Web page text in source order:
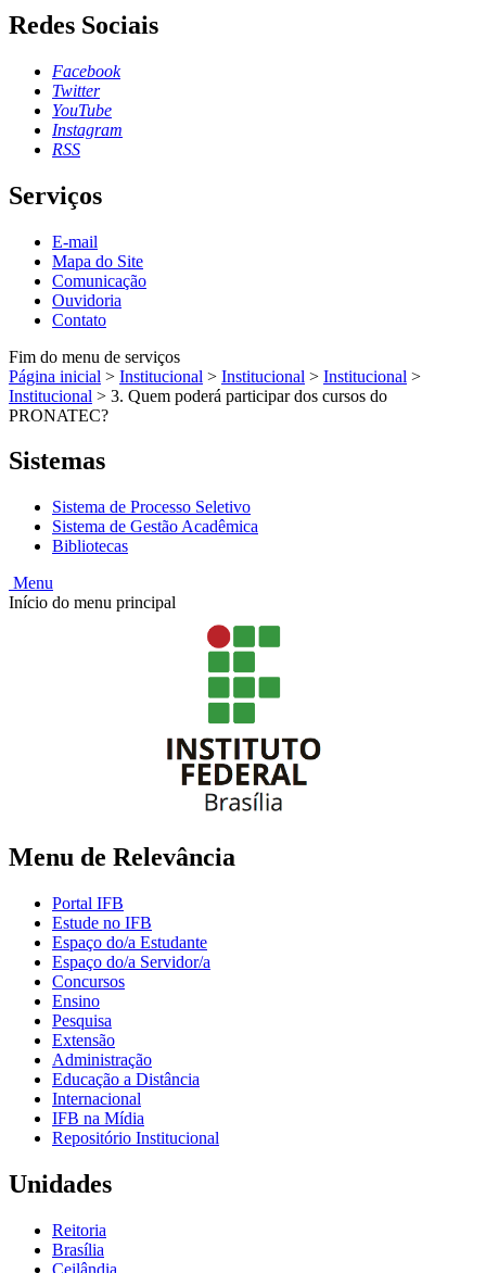
Redes Sociais
Facebook
Twitter
YouTube
Instagram
RSS
Serviços
E-mail
Mapa do Site
Comunicação
Ouvidoria
Contato
Fim do menu de serviços
Página inicial > Institucional > Institucional > Institucional >
Institucional > 3. Quem poderá participar dos cursos do
PRONATEC?
Sistemas
Sistema de Processo Seletivo
Sistema de Gestão Acadêmica
Bibliotecas
Menu
Início do menu principal
Menu de Relevância
Portal IFB
Estude no IFB
Espaço do/a Estudante
Espaço do/a Servidor/a
Concursos
Ensino
Pesquisa
Extensão
Administração
Educação a Distância
Internacional
IFB na Mídia
Repositório Institucional
Unidades
Reitoria
Brasília
Ceilândia